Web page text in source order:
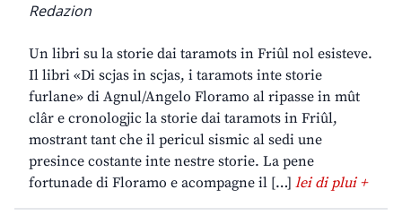
Redazion
Un libri su la storie dai taramots in Friûl nol esisteve.
Il libri «Di scjas in scjas, i taramots inte storie
furlane» di Agnul/Angelo Floramo al ripasse in mût
clâr e cronologjic la storie dai taramots in Friûl,
mostrant tant che il pericul sismic al sedi une
presince costante inte nestre storie. La pene
fortunade di Floramo e acompagne il […] lei di plui +